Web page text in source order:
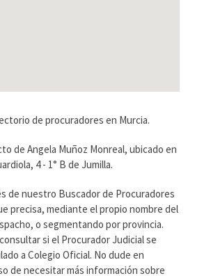
de procuradores en Murcia.
de Angela Muñoz Monreal, ubicado en
4 - 1° B de Jumilla.
de nuestro Buscador de Procuradores
precisa, mediante el propio nombre del
o segmentando por provincia.
si el Procurador Judicial se
a Colegio Oficial. No dude en
de necesitar más información sobre